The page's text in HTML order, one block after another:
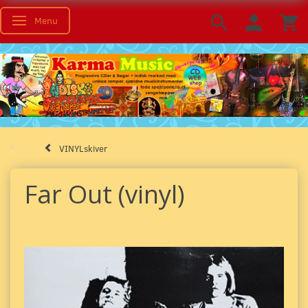
Skifte navigation
Menu
VINYLskiver
Far Out (vinyl)